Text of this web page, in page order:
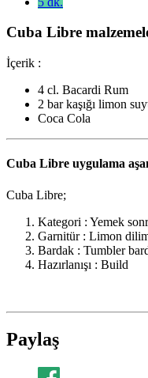
Cuba Libre
İçerik :
4 cl. Bacardi Rum
2 bar kaşığı limon
Coca Cola
Cuba Libre uygulama
Cuba Libre;
Kategori : Yemek
Garnitür : Limon
Bardak : Tumbler
Hazırlanışı : Build
Paylaş